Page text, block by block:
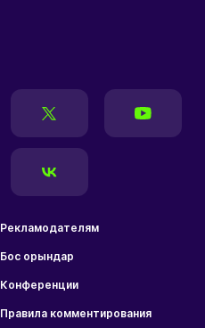
Рекламодателям
Бос орындар
Конференции
Правила комментирования